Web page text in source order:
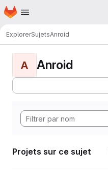
Passer au contenu principal
Page d'accueil
ExplorerSujetsAnroid
A Anroid
Projets sur ce sujet